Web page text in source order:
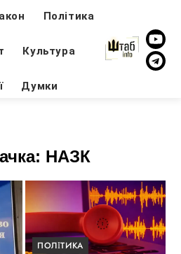
Політика
Культура
Думки
НАЗК
ПОЛІТИКА